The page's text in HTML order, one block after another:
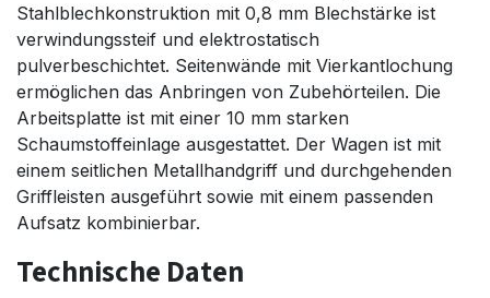
Stahlblechkonstruktion mit 0,8 mm Blechstärke ist
verwindungssteif und elektrostatisch
pulverbeschichtet. Seitenwände mit Vierkantlochung
ermöglichen das Anbringen von Zubehörteilen. Die
Arbeitsplatte ist mit einer 10 mm starken
Schaumstoffeinlage ausgestattet. Der Wagen ist mit
einem seitlichen Metallhandgriff und durchgehenden
Griffleisten ausgeführt sowie mit einem passenden
Aufsatz kombinierbar.
Technische Daten